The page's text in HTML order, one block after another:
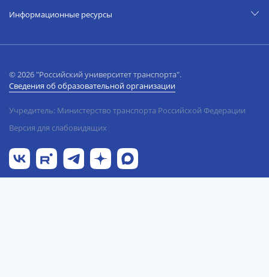
Информационные ресурсы
© 2026 "Российский университет транспорта".
Сведения об образовательной организации
Учредитель: Министерство транспорта Российской Федерации
Версия для слабовидящих